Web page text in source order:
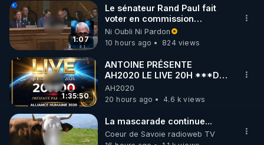
http://rgnr.li/news
🌱 VIDÉOS NON CENSURÉES SUR ODYSEE
Toutes les vidéos Youtube sont aussi sur la
http://rgnr.li/odysee
🌱 LES STAGES EN PRÉSENTIEL
1:07
Le sénateur Rand Paul fait
voter en commission
l'outrage au Congrès contre
Anthony Fauci
Ni Oubli Ni Pardon
10 hours ago
824 views
1:35:50
ANTOINE PRÉSENTE
AH2020 LE LIVE 20H ***DU
06/08/2026***
AH2020
20 hours ago
4.6 k views
La mascarade continue...
Coeur de Savoie radioweb TV